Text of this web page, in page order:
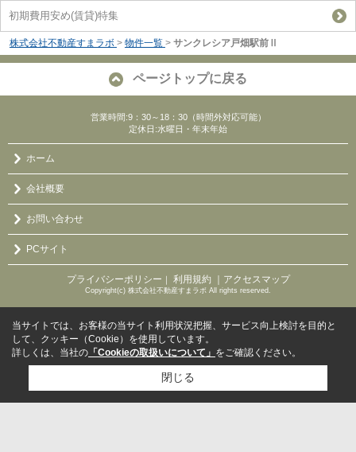
初期費用安め(賃貸)特集
株式会社不動産すまラボ > 物件一覧 > サンクレシア戸畑駅前Ⅱ
ページトップに戻る
営業時間:9：30～18：30（時間外対応可能）
定休日:水曜日・年末年始
ホーム
会社概要
お問い合わせ
PCサイト
プライバシーポリシー 利用規約 ｜アクセスマップ
Copyright(c) 株式会社不動産すまラボ All rights reserved.
当サイトでは、お客様の当サイト利用状況把握、サービス向上検討を目的と
して、クッキー（Cookie）を使用しています。
詳しくは、当社の 「Cookieの取扱いについて」 をご確認ください。
閉じる